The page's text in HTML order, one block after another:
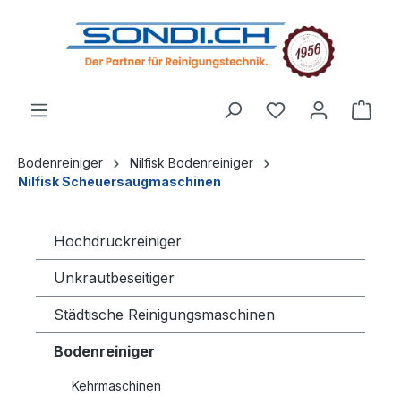
springen
Bodenreiniger
Nilfisk Bodenreiniger
Nilfisk Scheuersaugmaschinen
Hochdruckreiniger
Unkrautbeseitiger
Städtische Reinigungsmaschinen
Bodenreiniger
Kehrmaschinen